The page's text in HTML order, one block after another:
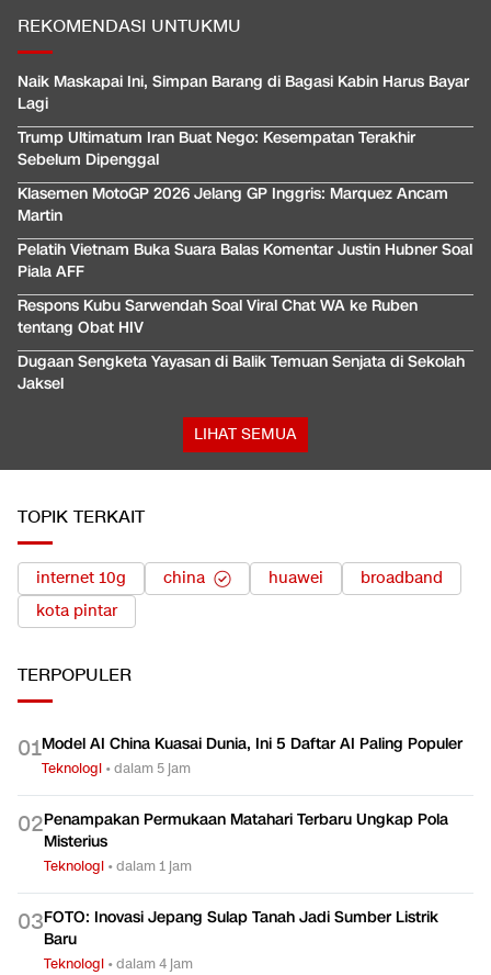
REKOMENDASI UNTUKMU
Naik Maskapai Ini, Simpan Barang di Bagasi Kabin Harus Bayar
Lagi
Trump Ultimatum Iran Buat Nego: Kesempatan Terakhir
Sebelum Dipenggal
Klasemen MotoGP 2026 Jelang GP Inggris: Marquez Ancam
Martin
Pelatih Vietnam Buka Suara Balas Komentar Justin Hubner Soal
Piala AFF
Respons Kubu Sarwendah Soal Viral Chat WA ke Ruben
tentang Obat HIV
Dugaan Sengketa Yayasan di Balik Temuan Senjata di Sekolah
Jaksel
LIHAT SEMUA
TOPIK TERKAIT
internet 10g china huawei
broadband
kota pintar
TERPOPULER
01Model AI China Kuasai Dunia, Ini 5 Daftar AI Paling Populer
Teknologi •dalam 5 jam
02Penampakan Permukaan Matahari Terbaru Ungkap Pola
Misterius
Teknologi •dalam 1 jam
03FOTO: Inovasi Jepang Sulap Tanah Jadi Sumber Listrik
Baru
Teknologi •dalam 4 jam